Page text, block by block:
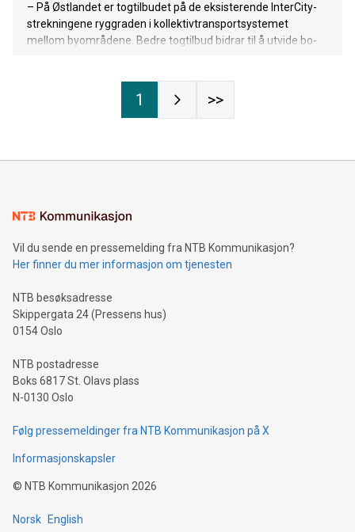
– På Østlandet er togtilbudet på de eksisterende InterCity-
strekningene ryggraden i kollektivtransportsystemet
mellom byområdene. Bedre togtilbud bidrar til å utvide bo-
Nasjonal transportplan legge frem en strategi for videre
utvikling av togtilbudet på disse InterCity-strekningene. Som
Nygård.
1 >>
Vil du sende en pressemelding fra NTB Kommunikasjon?
Her finner du mer informasjon om tjenesten
NTB besøksadresse
Skippergata 24 (Pressens hus)
0154 Oslo
NTB postadresse
Boks 6817 St. Olavs plass
N-0130 Oslo
Følg pressemeldinger fra NTB Kommunikasjon på X
Informasjonskapsler
© NTB Kommunikasjon 2026
Norsk English